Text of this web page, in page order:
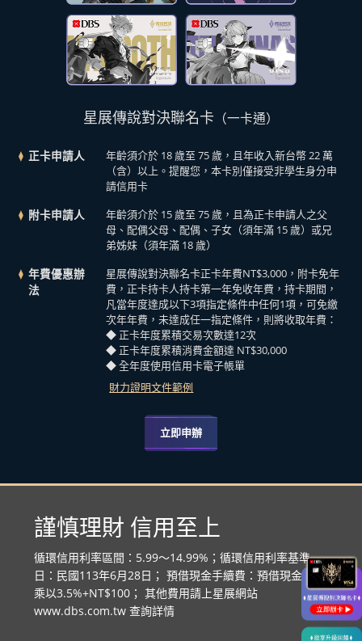
星展傳說對決聯名卡 （一卡通）
正卡申請人
年齡須介於 18 歲至 75 歲，且年收入新台幣 22 萬
（含）以上。提醒您，本卡別僅接受非學生身分申
請信用卡
附卡申請人
年齡須介於 15 歲至 75 歲，且為正卡申請人之父
母、配偶父母、配偶、子女（須年滿 15 歲）或兄
弟姊妹（須年滿 18 歲）
年費優惠辦
法
星展傳說對決聯名卡正卡年費NT$3,000，附卡免年
費，正卡持卡人持卡第一年免收年費，持卡期間，
凡當年度達成以下3項指定條件中任何1項，可免繳
次年年費，未達成任一指定條件，則將收取年費：
◆ 正卡年度累積交易次數達12次
◆ 正卡年度累積消費金額達 NT$30,000
◆ 全年度使用信用卡電子帳單
財力證明文件範例
立即申辦
謹慎理財 信用至上
循環信用利率區間：5.99～14.99%；循環信用利率基準
日：民國113年6月28日； 預借現金手續費：預借現金金額
乘以3.5%+NT$100； 其他費用請上星展網站
www.dbs.com.tw 查詢詳情